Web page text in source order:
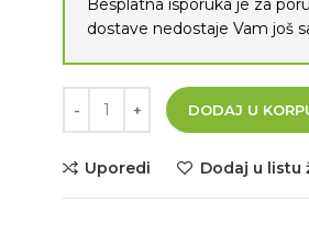
Besplatna isporuka je za
dostave nedostaje Vam još
DODAJ U
Uporedi Dodaj u listu